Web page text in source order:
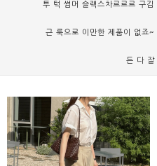
투 턱 썸머 슬랙스차르르르 구
근 룩으로 이만한 제품이 없죠
든 다 잘